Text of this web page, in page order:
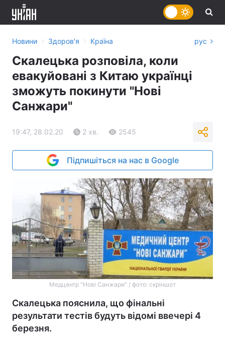
Новини › Здоров'я › Країна рус
Скалецька розповіла, коли
евакуйовані з Китаю українці
зможуть покинути "Нові
Санжари"
19:47, 28.02.20 2 хв. 2545
Підпишіться на нас в Google
Медцентр "Нові Санжари" / фото: скріншот
Скалецька пояснила, що фінальні
результати тестів будуть відомі ввечері 4
березня.